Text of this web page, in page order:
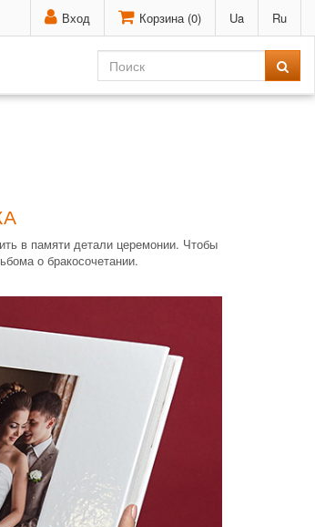
Вход Корзина (0) Ua Ru
в памяти детали церемонии. Чтобы
о бракосочетании.